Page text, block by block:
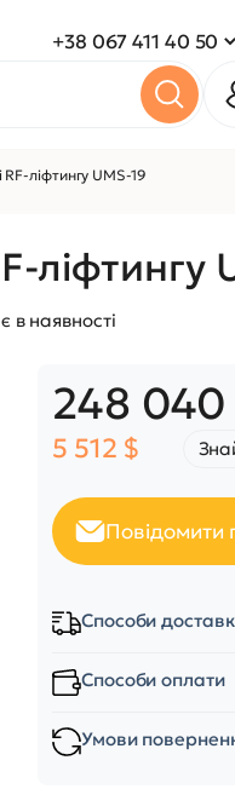
+38 067 411 40 50
RF-ліфтингу UMS-19
ліфтингу
в наявності
248
5 512 $
Повідомити
Способи
Способи оплати
Умови